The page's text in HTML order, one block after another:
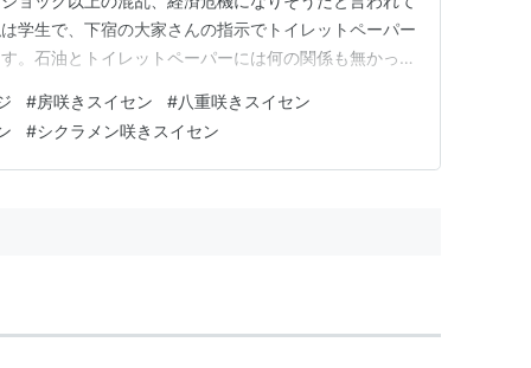
学生で、下宿の大家さんの指示でトイレットペーパー
。石油とトイレットペーパーには何の関係も無かった
掛けていませんが、日本でも何が起こるか分かりませ
とを願います。 今、まつ…
#房咲きスイセン #八重咲きスイセン
#シクラメン咲きスイセン